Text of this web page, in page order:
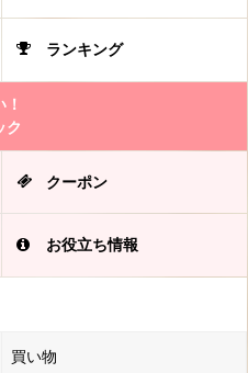
ランキング
ク
クーポン
お役立ち情報
買い物